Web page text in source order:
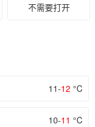
不需要打开
11-12 °C
10-11 °C